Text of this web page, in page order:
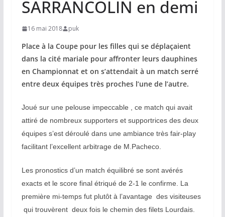
SARRANCOLIN en demi
16 mai 2018 puk
Place à la Coupe pour les filles qui se déplaçaient
dans la cité mariale pour affronter leurs dauphines
en Championnat et on s’attendait à un match serré
entre deux équipes très proches l’une de l’autre.
Joué sur une pelouse impeccable , ce match qui avait
attiré de nombreux supporters et supportrices des deux
équipes s’est déroulé dans une ambiance très fair-play
facilitant l’excellent arbitrage de M.Pacheco.
Les pronostics d’un match équilibré se sont avérés
exacts et le score final étriqué de 2-1 le confirme. La
première mi-temps fut plutôt à l’avantage des visiteuses
qui trouvèrent deux fois le chemin des filets Lourdais.